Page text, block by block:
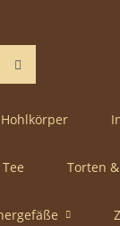
Tee Torten